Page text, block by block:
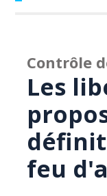
Contrôle
Les
feu